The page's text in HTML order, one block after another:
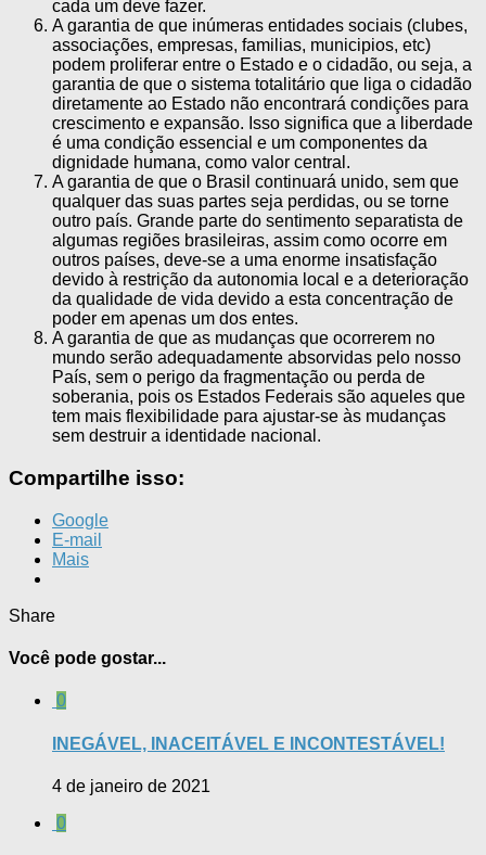
cada um deve fazer.
A garantia de que inúmeras entidades sociais (clubes,
associações, empresas, familias, municipios, etc)
podem proliferar entre o Estado e o cidadão, ou seja, a
garantia de que o sistema totalitário que liga o cidadão
diretamente ao Estado não encontrará condições para
crescimento e expansão. Isso significa que a liberdade
é uma condição essencial e um componentes da
dignidade humana, como valor central.
A garantia de que o Brasil continuará unido, sem que
qualquer das suas partes seja perdidas, ou se torne
outro país. Grande parte do sentimento separatista de
algumas regiões brasileiras, assim como ocorre em
outros países, deve-se a uma enorme insatisfação
devido à restrição da autonomia local e a deterioração
da qualidade de vida devido a esta concentração de
poder em apenas um dos entes.
A garantia de que as mudanças que ocorrerem no
mundo serão adequadamente absorvidas pelo nosso
País, sem o perigo da fragmentação ou perda de
soberania, pois os Estados Federais são aqueles que
tem mais flexibilidade para ajustar-se às mudanças
sem destruir a identidade nacional.
Compartilhe isso:
Google
E-mail
Mais
Share
Você pode gostar...
0
INEGÁVEL, INACEITÁVEL E INCONTESTÁVEL!
4 de janeiro de 2021
0